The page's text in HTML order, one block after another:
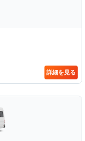
詳細を見る